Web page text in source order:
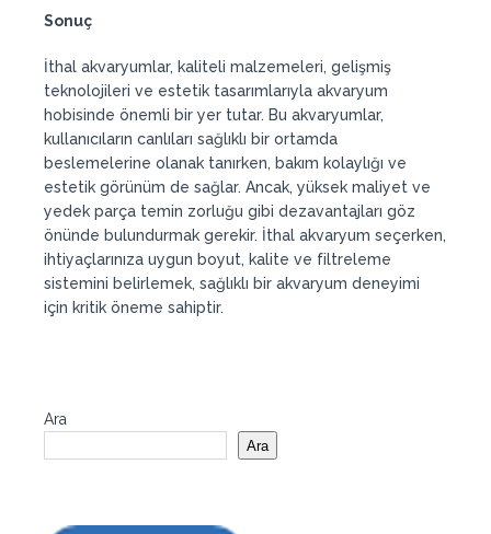
Sonuç
İthal akvaryumlar, kaliteli malzemeleri, gelişmiş
teknolojileri ve estetik tasarımlarıyla akvaryum
hobisinde önemli bir yer tutar. Bu akvaryumlar,
kullanıcıların canlıları sağlıklı bir ortamda
beslemelerine olanak tanırken, bakım kolaylığı ve
estetik görünüm de sağlar. Ancak, yüksek maliyet ve
yedek parça temin zorluğu gibi dezavantajları göz
önünde bulundurmak gerekir. İthal akvaryum seçerken,
ihtiyaçlarınıza uygun boyut, kalite ve filtreleme
sistemini belirlemek, sağlıklı bir akvaryum deneyimi
için kritik öneme sahiptir.
Ara
Ara